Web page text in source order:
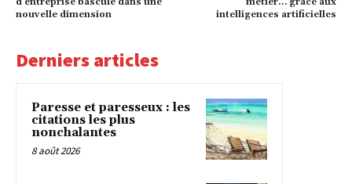
nouvelle dimension
intelligences artificielles
Derniers articles
Paresse et paresseux : les
citations les plus
nonchalantes
8 août 2026